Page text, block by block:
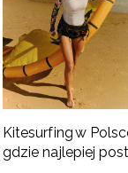
Kitesurfing w
gdzie najlepiej